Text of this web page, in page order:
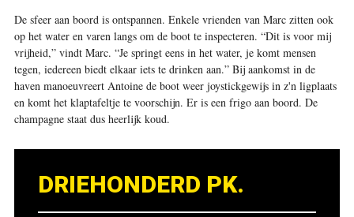
De sfeer aan boord is ontspannen. Enkele vrienden van Marc zitten ook
op het water en varen langs om de boot te inspecteren. “Dit is voor mij
vrijheid,” vindt Marc. “Je springt eens in het water, je komt mensen
tegen, iedereen biedt elkaar iets te drinken aan.” Bij aankomst in de
haven manoeuvreert Antoine de boot weer joystickgewijs in z'n ligplaats
en komt het klaptafeltje te voorschijn. Er is een frigo aan boord. De
champagne staat dus heerlijk koud.
DRIEHONDERD PK.